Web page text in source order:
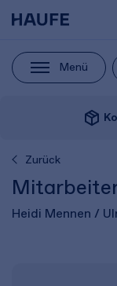
Menü
package_2
Zurück
Heidi Mennen /